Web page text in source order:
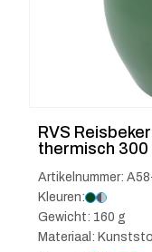
RVS
thermisch 300
Artikelnummer:
Kleuren:
Gewicht: 160 g
Materiaal: